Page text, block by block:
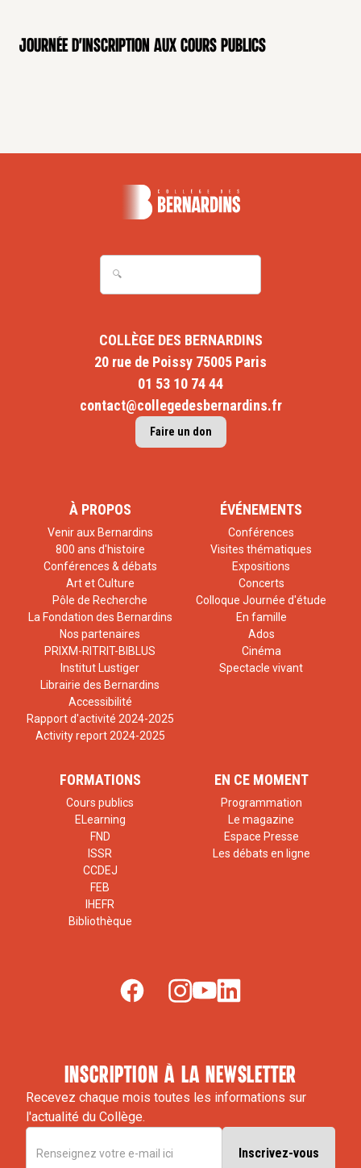
Journée d'inscription aux cours publics
COLLÈGE DES BERNARDINS
20 rue de Poissy 75005 Paris
01 53 10 74 44
contact@collegedesbernardins.fr
Faire un don
À PROPOS
Venir aux Bernardins
800 ans d'histoire
Conférences & débats
Art et Culture
Pôle de Recherche
La Fondation des Bernardins
Nos partenaires
PRIXM-RITRIT-BIBLUS
Institut Lustiger
Librairie des Bernardins
Accessibilité
Rapport d'activité 2024-2025
Activity report 2024-2025
ÉVÉNEMENTS
Conférences
Visites thématiques
Expositions
Concerts
Colloque Journée d'étude
En famille
Ados
Cinéma
Spectacle vivant
FORMATIONS
Cours publics
ELearning
FND
ISSR
CCDEJ
FEB
IHEFR
Bibliothèque
EN CE MOMENT
Programmation
Le magazine
Espace Presse
Les débats en ligne
inscription à la newsletter
Recevez chaque mois toutes les informations sur
l'actualité du Collège.